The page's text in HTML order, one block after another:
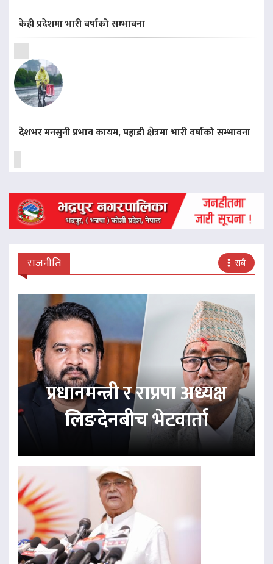
केही प्रदेशमा भारी वर्षाको सम्भावना
देशभर मनसुनी प्रभाव कायम, पहाडी क्षेत्रमा भारी वर्षाको सम्भावना
राजनीति सबै
प्रधानमन्त्री र राप्रपा अध्यक्ष
लिङदेनबीच भेटवार्ता